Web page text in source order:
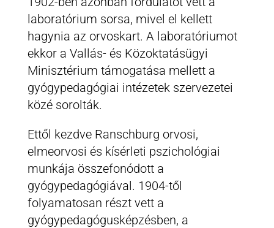
laboratórium sorsa, mivel el kellett
hagynia az orvoskart. A laboratóriumot
ekkor a Vallás- és Közoktatásügyi
Minisztérium támogatása mellett a
gyógypedagógiai intézetek szervezetei
közé sorolták.
Ettől kezdve Ranschburg orvosi,
elmeorvosi és kísérleti pszichológiai
munkája összefonódott a
gyógypedagógiával. 1904-től
folyamatosan részt vett a
gyógypedagógusképzésben, a